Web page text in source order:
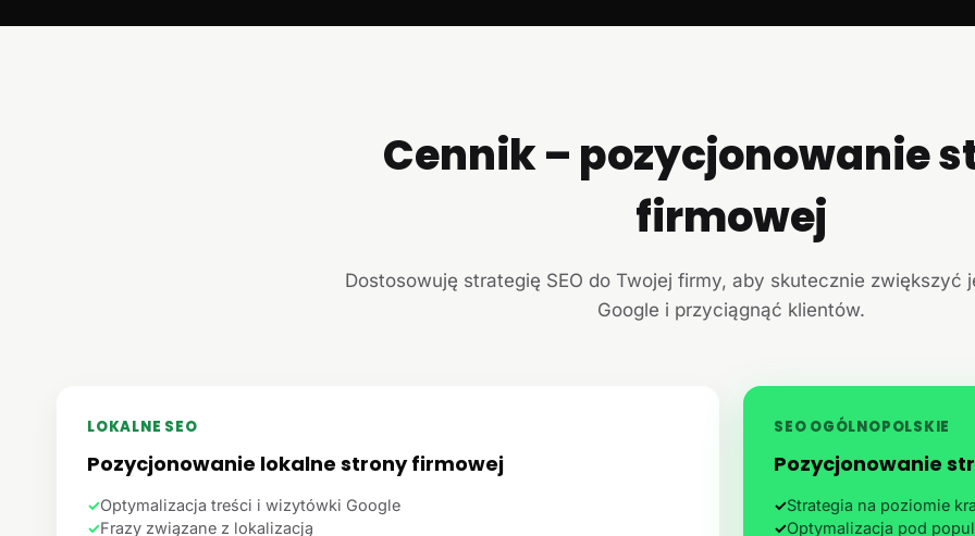
Cennik – pozycjonowanie
firmowej
Dostosowuję strategię SEO do Twojej firmy, aby skutecznie zwiększyć
Google i przyciągnąć klientów.
LOKALNE SEO
Pozycjonowanie lokalne strony firmowej
✓Optymalizacja treści i wizytówki Google
✓Frazy związane z lokalizacją
SEO OGÓLNOPOLSKIE
Pozycjonowanie
✓Strategia na poziomie
✓Optymalizacja pod